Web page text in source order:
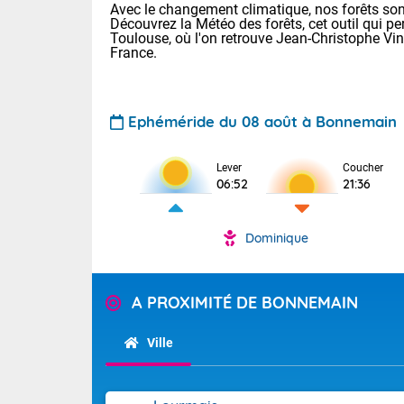
Pour la
Tendance
Avec le changement climatique, nos forêts
Découvrez la Météo des forêts, cet outil qui
Toulouse, où l'on retrouve Jean-Christophe
France.
Ephéméride du 08 août à Bonnemain
Lever
06:52
Coucher
21:36
Dominique
A PROXIMITÉ DE BONNEMAIN
Ville
Voici les
31 Lyon : 35
: 32 Nancy :
Corse.
Les orages